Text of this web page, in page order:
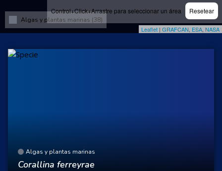
Control+Click+Arrastre para seleccionar un área Resetear
Algas y plantas marinas (38)
Leaflet | GRAFCAN ESA NASA
Algas y plantas marinas
Corallina ferreyrae